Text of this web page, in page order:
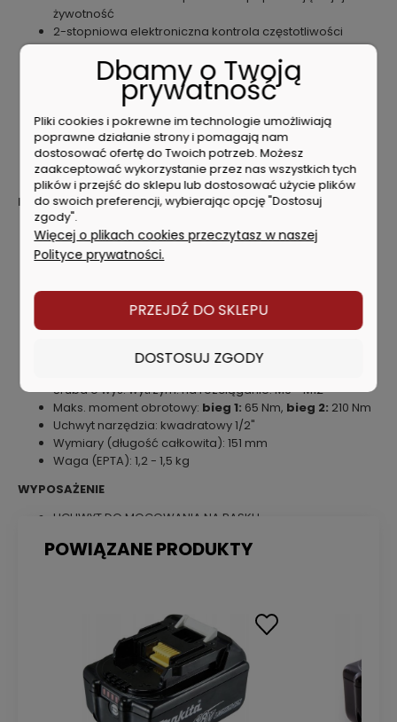
żywotność
2-stopniowa elektroniczna kontrola częstotliwości
udarów
Maksymalny moment obrotowy - 210 Nm
Dwie zintegrowane diody LED oświetlające obszar
roboczy z funkcją opóźnionego wygaszania
Nie współpracuje z akumulatorami BL1811G,
BL1813G, BL1815G (bez elektroniki) oraz
akumulatorem BL1815 (18 V / 1,3 Ah)
Dostarczany bez walizki, akumulatorów i ładowarki
Dane techniczne:
Napięcie zasilania: 18 V
Typ akumulatorów: Li-ion
Obsługiwane akumulatory: 1,5 / 2,0 / 3,0 / 4,0 / 5,0 / 6,0
Prędkość obr. na biegu jałowym:bieg 1:
bieg 2:0 - 2400 obr./min
0 - 3600 /min
Śruba o wys. wytrzym. na rozciąganie: M6 - M12
Maks. moment obrotowy: bieg 1: 65 Nm, bieg 2: 210 Nm
Uchwyt narzędzia: kwadratowy 1/2"
Wymiary (długość całkowita): 151 mm
Waga (EPTA): 1,2 - 1,5 kg
WYPOSAŻENIE
UCHWYT DO MOCOWANIA NA PASKU
POWIĄZANE PRODUKTY
Dbamy o Twoją
prywatność
Pliki cookies i pokrewne im technologie umożliwiają
poprawne działanie strony i pomagają nam
dostosować ofertę do Twoich potrzeb. Możesz
zaakceptować wykorzystanie przez nas wszystkich tych
plików i przejść do sklepu lub dostosować użycie plików
do swoich preferencji, wybierając opcję "Dostosuj
zgody".
Więcej o plikach cookies przeczytasz w naszej
Polityce prywatności.
PRZEJDŹ DO SKLEPU
DOSTOSUJ ZGODY